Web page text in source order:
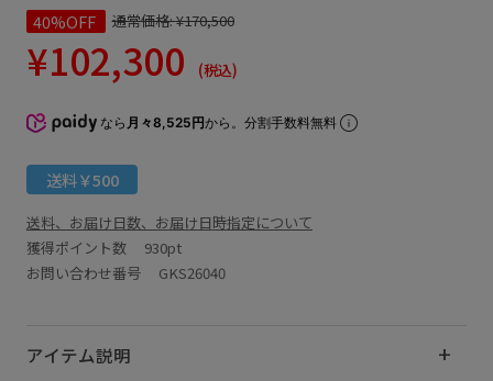
40%OFF 通常価格:¥170,500
¥102,300 (税込)
なら 月々8,525円から。分割手数料無料
送料￥500
送料、お届け日数、お届け日時指定について
獲得ポイント数 930pt
お問い合わせ番号 GKS26040
アイテム説明